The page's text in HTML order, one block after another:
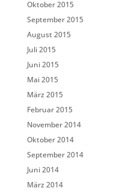
Oktober 2015
September 2015
August 2015
Juli 2015
Juni 2015
Mai 2015
März 2015
Februar 2015
November 2014
Oktober 2014
September 2014
Juni 2014
März 2014